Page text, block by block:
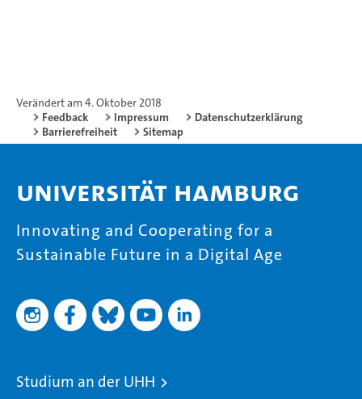
Verändert am 4. Oktober 2018
Feedback
Impressum
Datenschutzerklärung
Barrierefreiheit
Sitemap
Universität Hamburg
Innovating and Cooperating for a
Sustainable Future in a Digital Age
Studium an der UHH